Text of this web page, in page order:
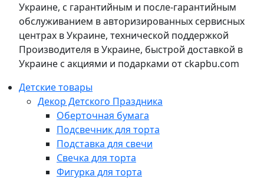
Украине, с гарантийным и после-гарантийным
обслуживанием в авторизированных сервисных
центрах в Украине, технической поддержкой
Производителя в Украине, быстрой доставкой в
Украине с акциями и подарками от ckapbu.com
Детские товары
Декор Детского Праздника
Оберточная бумага
Подсвечник для торта
Подставка для свечи
Свечка для торта
Фигурка для торта